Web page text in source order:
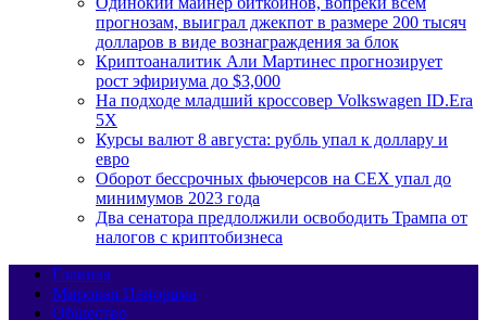
прогнозам, выиграл джекпот в размере 200 тысяч
долларов в виде вознаграждения за блок
Криптоаналитик Али Мартинес прогнозирует
рост эфириума до $3,000
На подходе младший кроссовер Volkswagen ID.Era
5X
Курсы валют 8 августа: рубль упал к доллару и
евро
Оборот бессрочных фьючерсов на CEX упал до
минимумов 2023 года
Два сенатора предлолжили освободить Трампа от
налогов с криптобизнеса
Главная
Мировая Панорама
Общество